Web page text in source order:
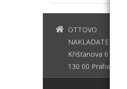
OTTOVO
NAKLADATELSTVÍ
Křišťanova 675/3
130 00 Praha